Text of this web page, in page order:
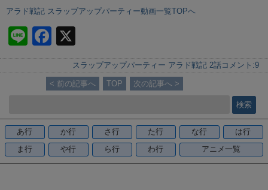
アラド戦記 スラップアップパーティー動画一覧TOPへ
Li
n
e
F
a
c
e
o
o
k
スラップアップパーティー アラド戦記 2話 コメント:9
< 前の記事へ TOP 次の記事へ >
あ行 か行 さ行 た行 な行
は行
ま行
や行 ら行 わ行 アニメ一覧